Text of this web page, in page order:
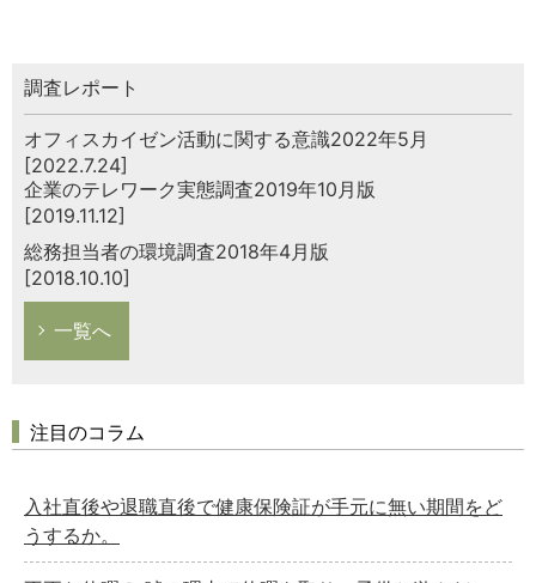
調査レポート
オフィスカイゼン活動に関する意識2022年5月
[2022.7.24]
企業のテレワーク実態調査2019年10月版
[2019.11.12]
総務担当者の環境調査2018年4月版
[2018.10.10]
一覧へ
注目のコラム
入社直後や退職直後で健康保険証が手元に無い期間をど
うするか。